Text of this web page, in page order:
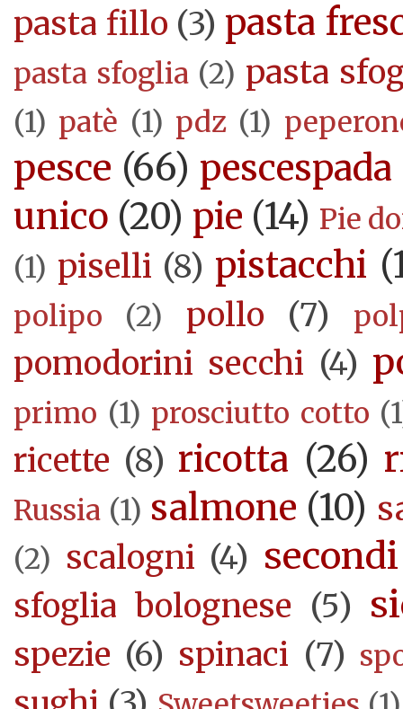
pasta fillo (3) pasta
pasta sfoglia (2) pasta
(1) patè (1) pdz (1)
pesce (66) pescespada
unico (20) pie (14) Pie
(1) piselli (8) pistacchi
polipo (2) pollo (7)
pomodorini secchi (4)
primo (1) prosciutto cotto
ricette (8) ricotta (26)
Russia (1) salmone (10)
(2) scalogni (4) secondi
sfoglia bolognese (5)
spezie (6) spinaci (7)